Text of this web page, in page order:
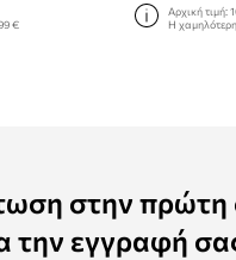
€
Αρχική τιμή:
Η χαμηλότερη
στην πρώτη
την εγγραφή